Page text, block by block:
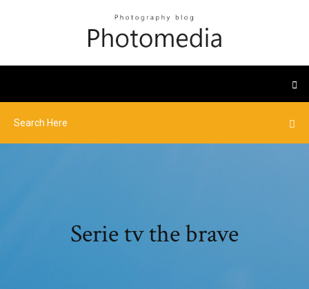
Serie tv the brave